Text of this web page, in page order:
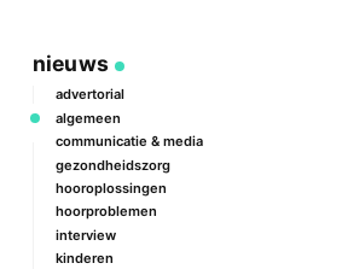
nieuws
advertorial
algemeen
communicatie & media
gezondheidszorg
hooroplossingen
hoorproblemen
interview
kinderen